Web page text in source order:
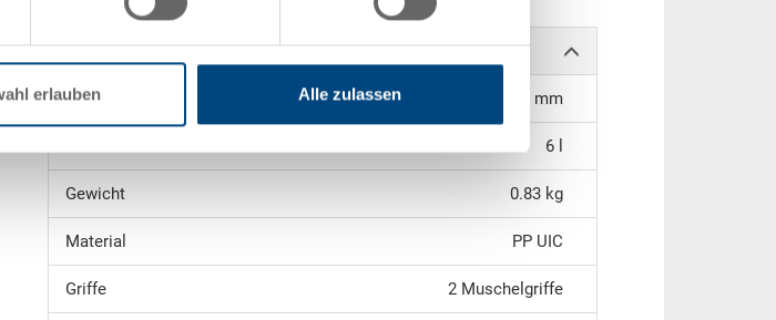
erlauben Alle zulassen
Technische Daten
Innenmasse 358 x 258 x 62 mm
6 l
Gewicht 0.83 kg
Material PP UIC
Griffe 2 Muschelgriffe